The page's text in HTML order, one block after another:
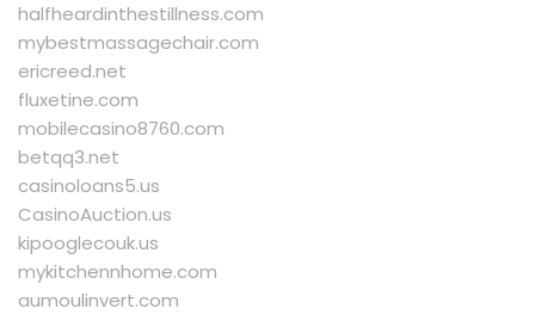
halfheardinthestillness.com
mybestmassagechair.com
ericreed.net
fluxetine.com
mobilecasino8760.com
betqq3.net
casinoloans5.us
CasinoAuction.us
kipooglecouk.us
mykitchennhome.com
aumoulinvert.com